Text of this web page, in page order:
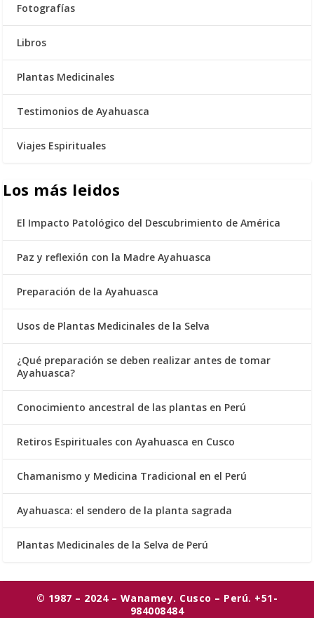
Fotografías
Libros
Plantas Medicinales
Testimonios de Ayahuasca
Viajes Espirituales
Los más leidos
El Impacto Patológico del Descubrimiento de América
Paz y reflexión con la Madre Ayahuasca
Preparación de la Ayahuasca
Usos de Plantas Medicinales de la Selva
¿Qué preparación se deben realizar antes de tomar
Ayahuasca?
Conocimiento ancestral de las plantas en Perú
Retiros Espirituales con Ayahuasca en Cusco
Chamanismo y Medicina Tradicional en el Perú
Ayahuasca: el sendero de la planta sagrada
Plantas Medicinales de la Selva de Perú
© 1987 – 2024 – Wanamey. Cusco – Perú. +51-
984008484